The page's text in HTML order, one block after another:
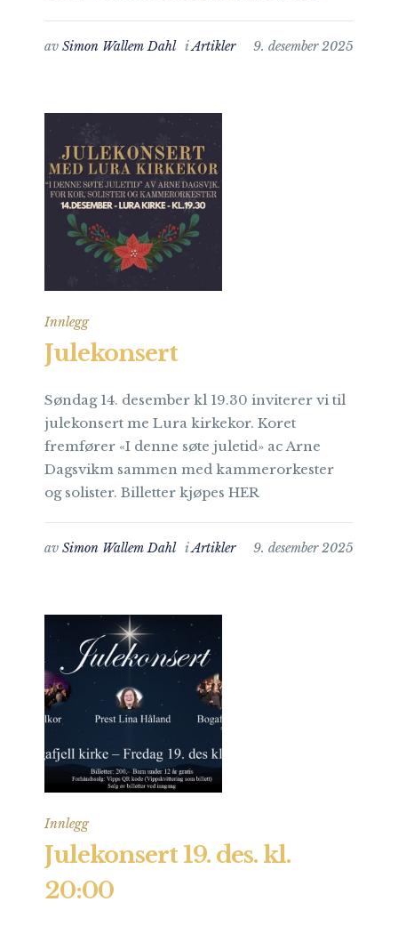
9. desember 2025
av Simon Wallem Dahl iArtikler
Innlegg
Julekonsert
Søndag 14. desember kl 19.30 inviterer vi til
julekonsert me Lura kirkekor. Koret
fremfører «I denne søte juletid» ac Arne
Dagsvikm sammen med kammerorkester
og solister. Billetter kjøpes HER
9. desember 2025
av Simon Wallem Dahl iArtikler
Innlegg
Julekonsert 19. des. kl.
20:00